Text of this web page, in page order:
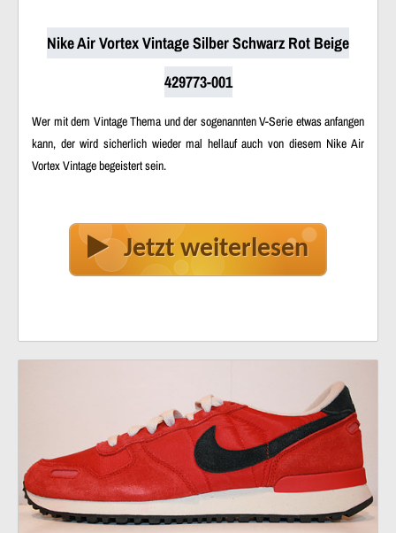
Nike Air Vortex Vintage Silber Schwarz Rot Beige
429773-001
Wer mit dem Vintage Thema und der sogenannten V-Serie etwas anfangen
kann, der wird sicherlich wieder mal hellauf auch von diesem Nike Air
Vortex Vintage begeistert sein.
Jetzt weiterlesen